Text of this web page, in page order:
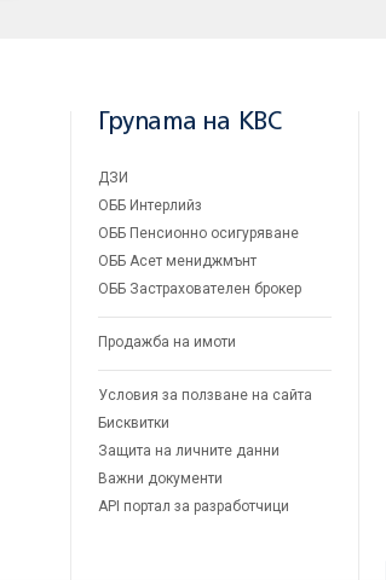
Групата на KBC
ДЗИ
ОББ Интерлийз
ОББ Пенсионно осигуряване
ОББ Асет мениджмънт
ОББ Застрахователен брокер
Продажба на имоти
Условия за ползване на сайта
Бисквитки
Защита на личните данни
Важни документи
API портал за разработчици